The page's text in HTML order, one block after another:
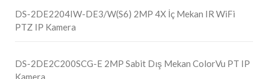
DS-2DE2204IW-DE3/W(S6) 2MP 4X İç Mekan IR WiFi
PTZ IP Kamera
DS-2DE2C200SCG-E 2MP Sabit Dış Mekan ColorVu PT IP
Kamera